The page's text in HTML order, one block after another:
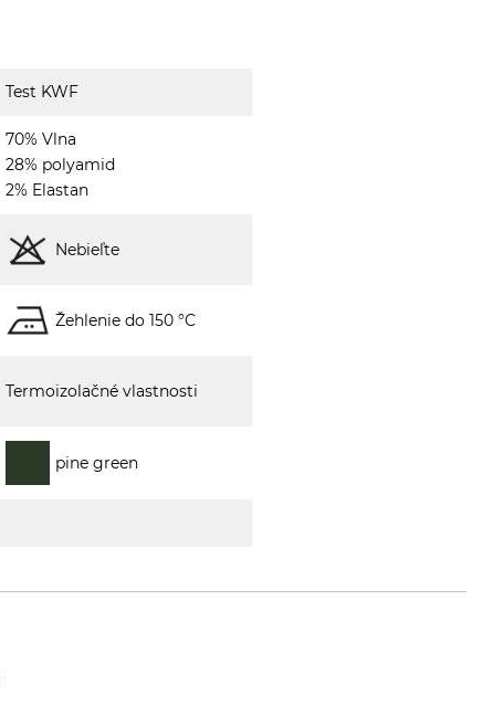
Test KWF
70% Vlna
28% polyamid
2% Elastan
Nebieľte
Žehlenie do 150 °C
Termoizolačné vlastnosti
pine green